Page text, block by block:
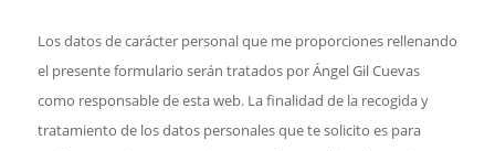
Los datos de carácter personal que me proporciones rellenando
el presente formulario serán tratados por Ángel Gil Cuevas
como responsable de esta web. La finalidad de la recogida y
tratamiento de los datos personales que te solicito es para